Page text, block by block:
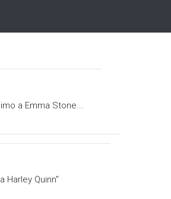
a Emma Stone...
Quinn''